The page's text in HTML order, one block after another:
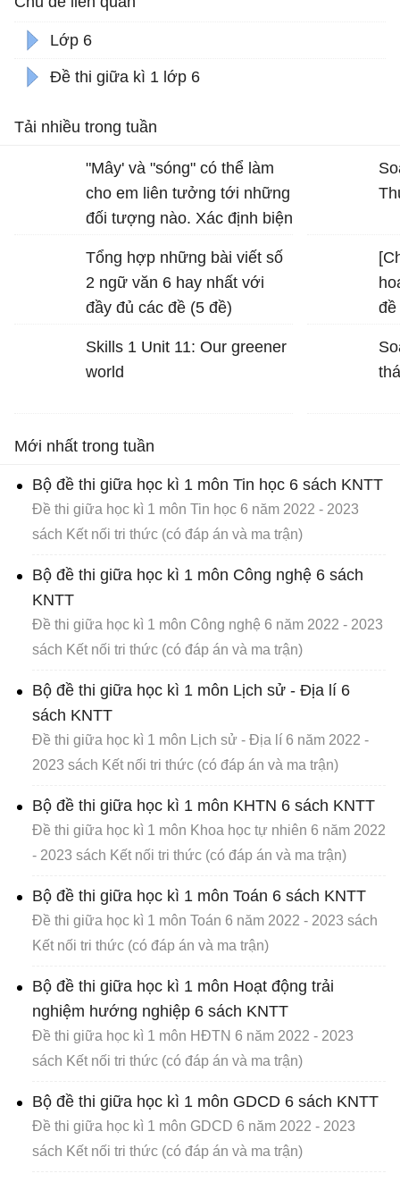
Lớp 6
Đề thi giữa kì 1 lớp 6
Tải nhiều trong tuần
"Mây' và "sóng" có thể làm
cho em liên tưởng tới những
đối tượng nào. Xác định biện
trong hình ảnh "bình minh
vàng", "vầng trăng bạc" và
nêu tác dụng của biện pháp
tu từ đó
Tổng hợp những bài viết số
2 ngữ văn 6 hay nhất với
đầy đủ các đề (5 đề)
Skills 1 Unit 11: Our greener
world
đề
Mới nhất trong tuần
Bộ đề thi giữa học kì 1 môn Tin học 6 sách KNTT
Đề thi giữa học kì 1 môn Tin học 6 năm 2022 - 2023
sách Kết nối tri thức (có đáp án và ma trận)
Bộ đề thi giữa học kì 1 môn Công nghệ 6 sách
KNTT
Đề thi giữa học kì 1 môn Công nghệ 6 năm 2022 - 2023
sách Kết nối tri thức (có đáp án và ma trận)
Bộ đề thi giữa học kì 1 môn Lịch sử - Địa lí 6
sách KNTT
Đề thi giữa học kì 1 môn Lịch sử - Địa lí 6 năm 2022 -
2023 sách Kết nối tri thức (có đáp án và ma trận)
Bộ đề thi giữa học kì 1 môn KHTN 6 sách KNTT
Đề thi giữa học kì 1 môn Khoa học tự nhiên 6 năm 2022
- 2023 sách Kết nối tri thức (có đáp án và ma trận)
Bộ đề thi giữa học kì 1 môn Toán 6 sách KNTT
Đề thi giữa học kì 1 môn Toán 6 năm 2022 - 2023 sách
Kết nối tri thức (có đáp án và ma trận)
Bộ đề thi giữa học kì 1 môn Hoạt động trải
nghiệm hướng nghiệp 6 sách KNTT
Đề thi giữa học kì 1 môn HĐTN 6 năm 2022 - 2023
sách Kết nối tri thức (có đáp án và ma trận)
Bộ đề thi giữa học kì 1 môn GDCD 6 sách KNTT
Đề thi giữa học kì 1 môn GDCD 6 năm 2022 - 2023
sách Kết nối tri thức (có đáp án và ma trận)